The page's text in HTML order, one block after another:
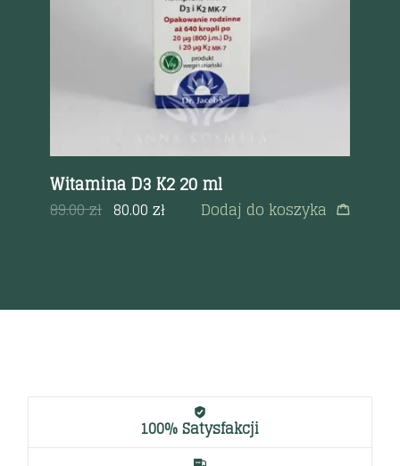
Witamina D3 K2 20 ml
89.00zł 80.00zł Dodaj do koszyka
100% Satysfakcji